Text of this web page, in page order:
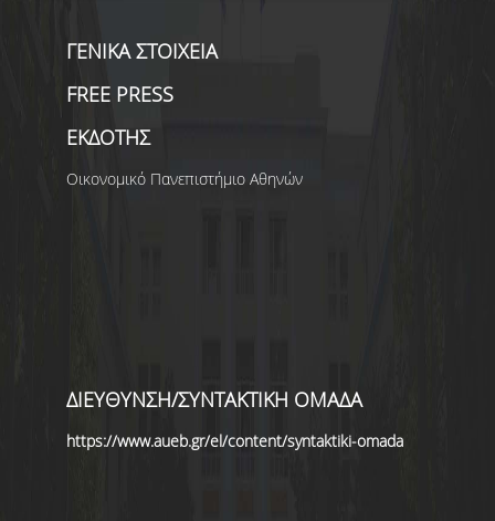
ΓΕΝΙΚΑ ΣΤΟΙΧΕΙΑ
FREE PRESS
ΕΚΔΟΤΗΣ
Οικονομικό Πανεπιστήμιο Αθηνών
ΔΙΕΥΘΥΝΣΗ/ΣΥΝΤΑΚΤΙΚΗ ΟΜΑΔΑ
https://www.aueb.gr/el/content/syntaktiki-omada